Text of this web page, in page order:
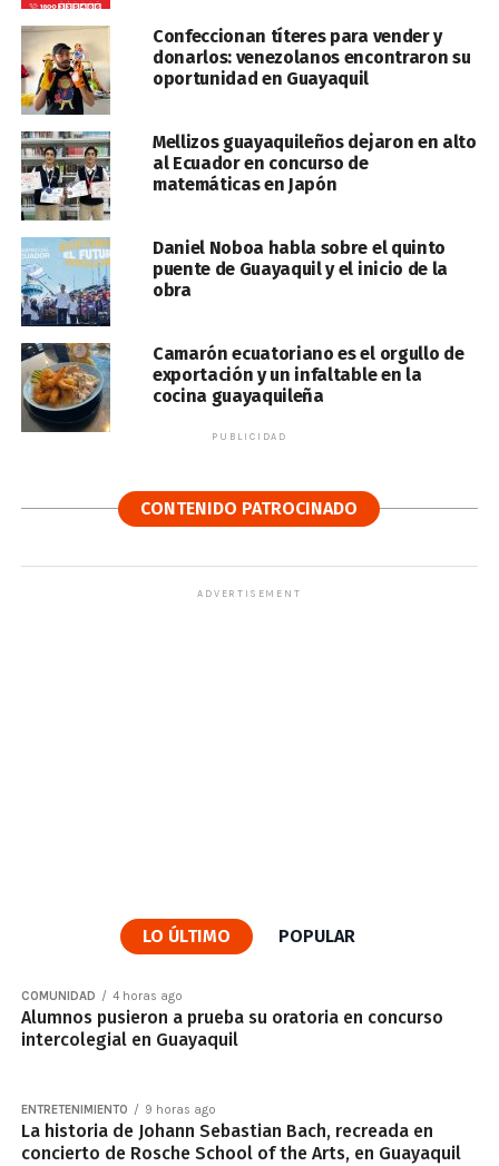
Confeccionan títeres para vender y
donarlos: venezolanos encontraron su
oportunidad en Guayaquil
Mellizos guayaquileños dejaron en alto
al Ecuador en concurso de
matemáticas en Japón
Daniel Noboa habla sobre el quinto
puente de Guayaquil y el inicio de la
obra
Camarón ecuatoriano es el orgullo de
exportación y un infaltable en la
cocina guayaquileña
PUBLICIDAD
CONTENIDO PATROCINADO
ADVERTISEMENT
LO ÚLTIMO POPULAR
COMUNIDAD 4 horas ago
Alumnos pusieron a prueba su oratoria en concurso
intercolegial en Guayaquil
ENTRETENIMIENTO 9 horas ago
La historia de Johann Sebastian Bach, recreada en
concierto de Rosche School of the Arts, en Guayaquil